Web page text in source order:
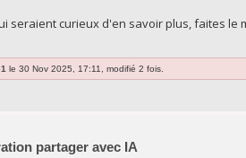
seraient curieux d'en savoir plus, faites le
le 30 Nov 2025, 17:11, modifié 2 fois.
partager avec IA